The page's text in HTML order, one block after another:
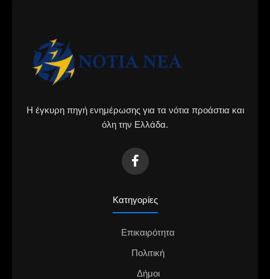
Η έγκυρη πηγή ενημέρωσης για τα νότια προάστια και
όλη την Ελλάδα.
Κατηγορίες
Επικαιρότητα
Πολιτική
Δήμοι